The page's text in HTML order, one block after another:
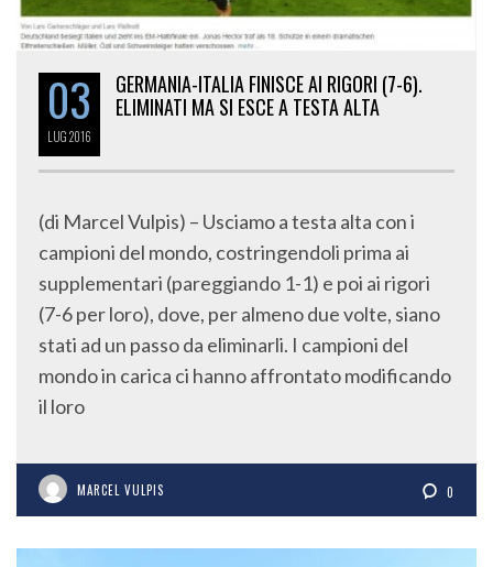
03
LUG2016
GERMANIA-ITALIA FINISCE AI RIGORI (7-6).
ELIMINATI MA SI ESCE A TESTA ALTA
(di Marcel Vulpis) – Usciamo a testa alta con i
campioni del mondo, costringendoli prima ai
supplementari (pareggiando 1-1) e poi ai rigori
(7-6 per loro), dove, per almeno due volte, siano
stati ad un passo da eliminarli. I campioni del
mondo in carica ci hanno affrontato modificando
il loro
MARCEL VULPIS 0